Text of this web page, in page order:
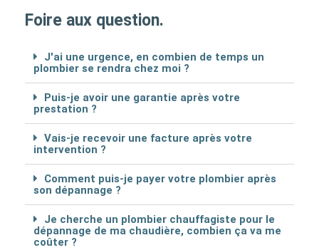
Foire aux question.
J'ai une urgence, en combien de temps un
plombier se rendra chez moi ?
Puis-je avoir une garantie après votre
prestation ?
Vais-je recevoir une facture après votre
intervention ?
Comment puis-je payer votre plombier après
son dépannage ?
Je cherche un plombier chauffagiste pour le
dépannage de ma chaudière, combien ça va me
coûter ?